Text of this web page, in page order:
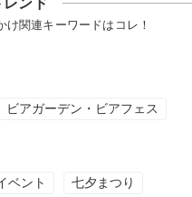
レンド
関連キーワードはコレ！
ビアガーデン・ビアフェス
ベント 七夕まつり